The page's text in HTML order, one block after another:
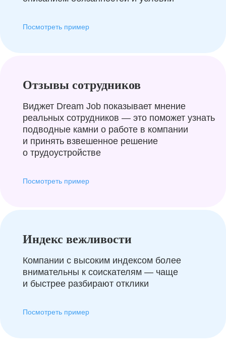
Посмотреть пример
Отзывы сотрудников
Виджет Dream Job показывает мнение
реальных сотрудников — это поможет узнать
подводные камни о работе в компании
и принять взвешенное решение
о трудоустройстве
Посмотреть пример
Индекс вежливости
Компании с высоким индексом более
внимательны к соискателям — чаще
и быстрее разбирают отклики
Посмотреть пример